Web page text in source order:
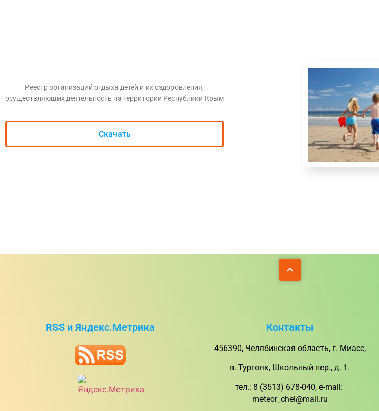
Реестр организаций отдыха детей и их оздоровления,
осуществляющих деятельность на территории Республики Крым
Скачать
RSS и Яндекс.Метрика Контакты
456390, Челябинская область, г. Миасс,
п. Тургояк, Школьный пер., д. 1.
тел.: 8 (3513) 678-040, e-mail:
meteor_chel@mail.ru